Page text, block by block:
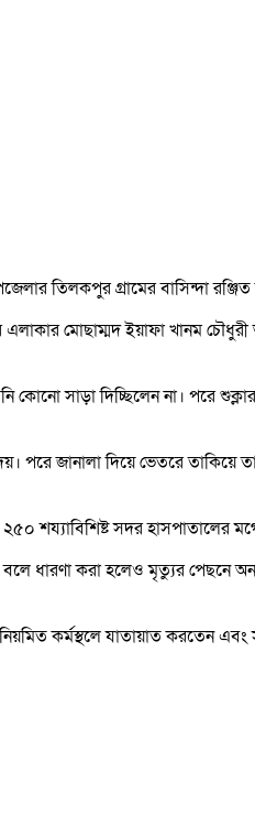
তিলকপুর গ্রামের বাসিন্দা রঞ্জিত
মোছাম্মদ ইয়াফা খানম
সাড়া দিচ্ছিলেন না। পরে
জানালা দিয়ে ভেতরে তাকিয়ে
শয্যাবিশিষ্ট সদর হাসপাতালের
বলে ধারণা করা হলেও মৃত্যুর পেছনে
কর্মস্থলে যাতায়াত করতেন